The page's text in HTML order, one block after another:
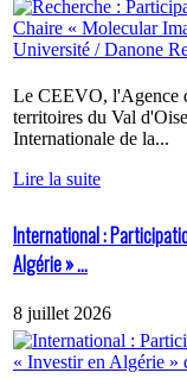
Le CEEVO, l'Agence
territoires du Val
Internationale de la...
Lire la suite
International :
Algérie » ...
8 juillet 2026